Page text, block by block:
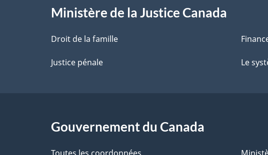
l
a
p
e
Ministère de la Justice Canada
Droit de la famille
Justice pénale Le
Gouvernement du Canada